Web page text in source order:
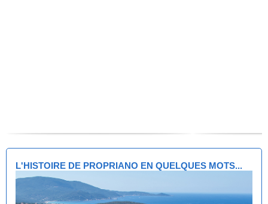
L'HISTOIRE DE PROPRIANO EN QUELQUES MOTS...